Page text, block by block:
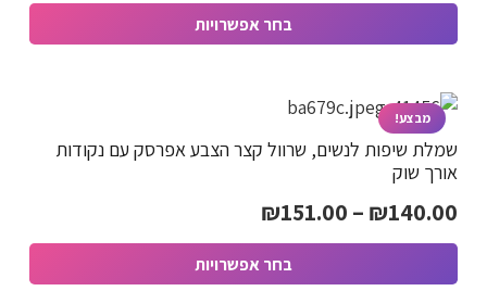
הוא:
בחר אפשרויות
זה
יש
מספר
סוגים.
ניתן
לבחור
מבצע!
שמלת שיפות לנשים, שרוול קצר הצבע אפרסק עם נקודות
אורך שוק
₪140.00
–
₪151.00
מחירים:
בחר אפשרויות